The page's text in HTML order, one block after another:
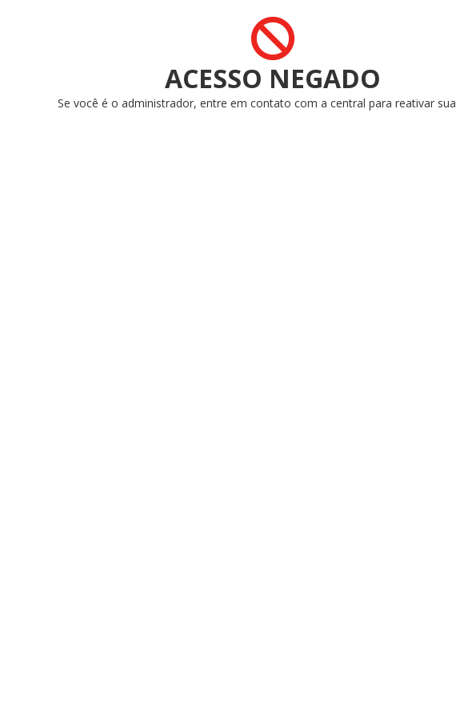
ACESSO NEGADO
Se você é o administrador, entre em contato com a central para reativar